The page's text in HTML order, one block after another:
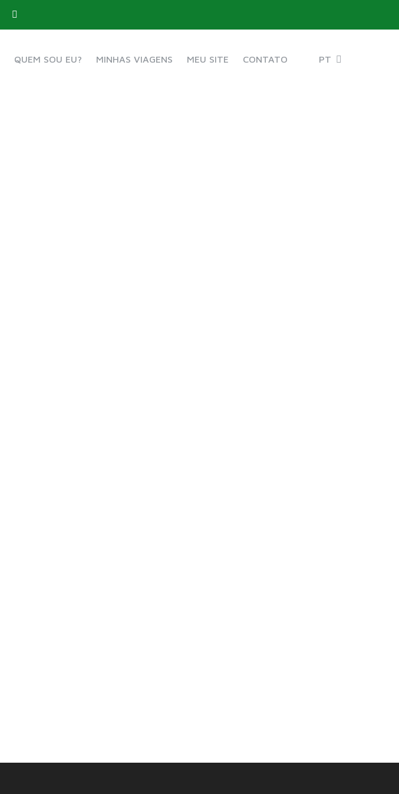
QUEM SOU EU? MINHAS VIAGENS MEU SITE CONTATO PT